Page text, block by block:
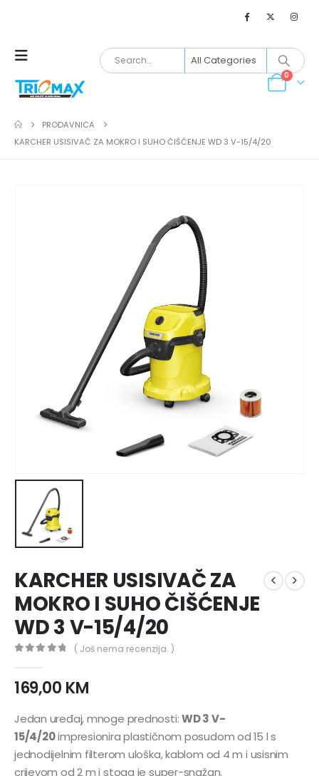
0
PRODAVNICA
KARCHER USISIVAČ ZA MOKRO I SUHO ČIŠĆENJE WD 3 V-15/4/20
KARCHER USISIVAČ ZA
MOKRO I SUHO ČIŠĆENJE
WD 3 V-15/4/20
( Još nema recenzija. )
169,00 KM
Jedan uređaj, mnoge prednosti:WD 3 V-
15/4/20impresionira plastičnom posudom od 15 l s
jednodijelnim filterom uloška, ​​kablom od 4 m i usisnim
crijevom od 2 m i stoga je super-snažan.